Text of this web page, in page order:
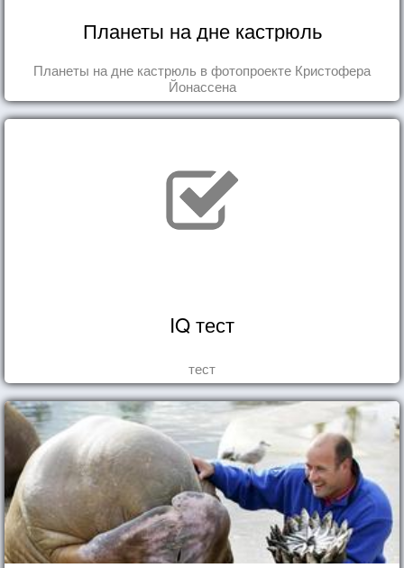
Планеты на дне кастрюль
Планеты на дне кастрюль в фотопроекте Кристофера
Йонассена
IQ тест
тест